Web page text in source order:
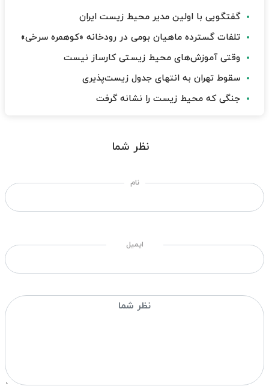
گفتگویی با اولین مدیر محیط زیست ایران
تلفات گسترده ماهیان بومی در رودخانه «کوهمره سرخی»
وقتی آموزش‌های محیط زیستی کارساز نیست
سقوط تهران به انتهای جدول زیست‌پذیری
جنگی که محیط زیست را نشانه گرفت
نظر شما
نام
ایمیل